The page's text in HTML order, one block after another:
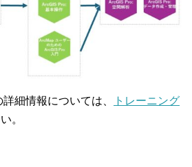
詳細情報については、
トレーニング
。